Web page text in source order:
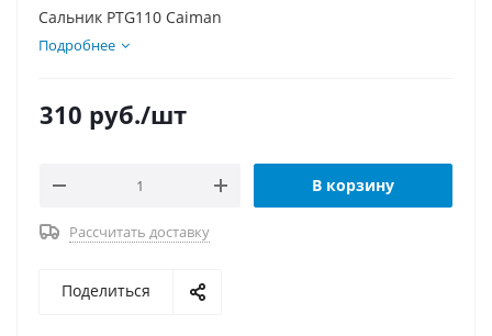
Сальник PTG110 Caiman
Подробнее
310 руб./шт
В корзину
Рассчитать доставку
Поделиться